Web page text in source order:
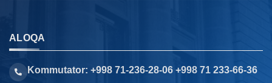
ALOQA
Kommutator: +998 71-236-28-06 +998 71 233-66-36